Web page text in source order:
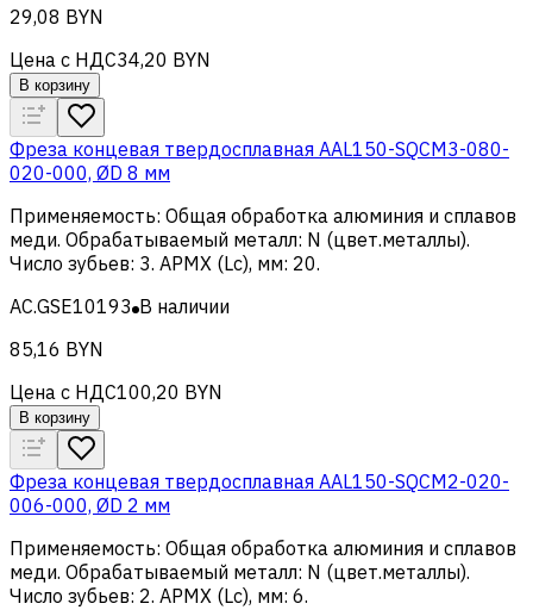
29,08 BYN
Цена с НДС34,20 BYN
В корзину
Фреза концевая твердосплавная AAL150-SQCM3-080-
020-000, ØD 8 мм
Применяемость: Общая обработка алюминия и сплавов
меди. Обрабатываемый металл: N (цвет.металлы).
Число зубьев: 3. APMX (Lc), мм: 20.
AC.GSE10193 В наличии
85,16 BYN
Цена с НДС100,20 BYN
В корзину
Фреза концевая твердосплавная AAL150-SQCM2-020-
006-000, ØD 2 мм
Применяемость: Общая обработка алюминия и сплавов
меди. Обрабатываемый металл: N (цвет.металлы).
Число зубьев: 2. APMX (Lc), мм: 6.